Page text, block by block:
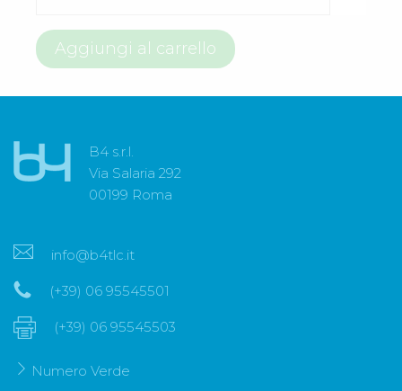
800
97
Aggiungi al carrello
B4 s.r.l.
Via Salaria 292
00199 Roma
info@b4tlc.it
(+39) 06 95545501
(+39) 06 95545503
Numero Verde